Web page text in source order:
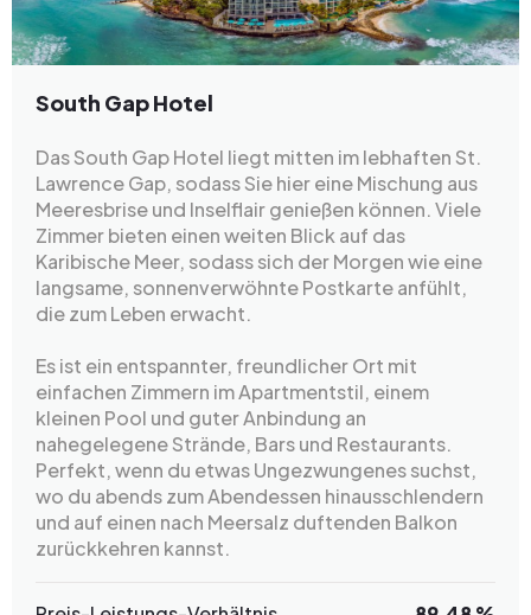
South Gap Hotel
Das South Gap Hotel liegt mitten im lebhaften St.
Lawrence Gap, sodass Sie hier eine Mischung aus
Meeresbrise und Inselflair genießen können. Viele
Zimmer bieten einen weiten Blick auf das
Karibische Meer, sodass sich der Morgen wie eine
langsame, sonnenverwöhnte Postkarte anfühlt,
die zum Leben erwacht.
Es ist ein entspannter, freundlicher Ort mit
einfachen Zimmern im Apartmentstil, einem
kleinen Pool und guter Anbindung an
nahegelegene Strände, Bars und Restaurants.
Perfekt, wenn du etwas Ungezwungenes suchst,
wo du abends zum Abendessen hinausschlendern
und auf einen nach Meersalz duftenden Balkon
zurückkehren kannst.